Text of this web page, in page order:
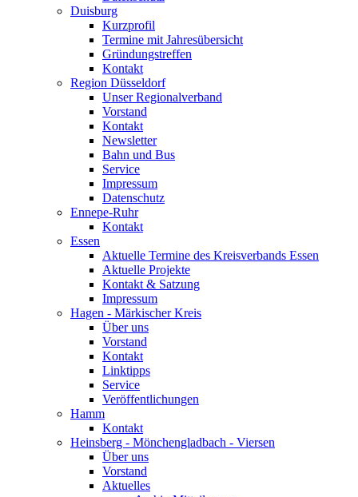
Duisburg
Kurzprofil
Termine mit Jahresübersicht
Gründungstreffen
Kontakt
Region Düsseldorf
Unser Regionalverband
Vorstand
Kontakt
Newsletter
Bahn und Bus
Service
Impressum
Datenschutz
Ennepe-Ruhr
Kontakt
Essen
Aktuelle Termine des Kreisverbands Essen
Aktuelle Projekte
Kontakt & Satzung
Impressum
Hagen - Märkischer Kreis
Über uns
Vorstand
Kontakt
Linktipps
Service
Veröffentlichungen
Hamm
Kontakt
Heinsberg - Mönchengladbach - Viersen
Über uns
Vorstand
Aktuelles